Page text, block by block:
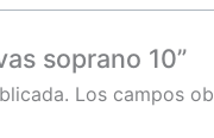
soprano 10”
Los campos